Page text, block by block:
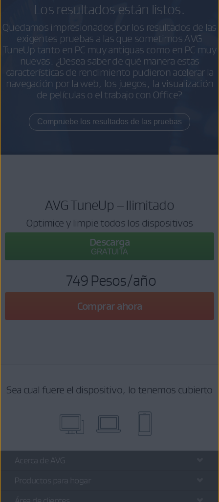
Los resultados están listos.
Quedamos impresionados por los resultados de las
exigentes pruebas a las que sometimos AVG
TuneUp tanto en PC muy antiguas como en PC muy
nuevas. ¿Desea saber de qué manera estas
características de rendimiento pudieron acelerar la
navegación por la web, los juegos, la visualización
de películas o el trabajo con Office?
Compruebe los resultados de las pruebas
AVG TuneUp – Ilimitado
Optimice y limpie todos los dispositivos
Descarga
GRATUITA
749 Pesos/año
Comprar ahora
Sea cual fuere el dispositivo, lo tenemos cubierto
Acerca de AVG
Productos para hogar